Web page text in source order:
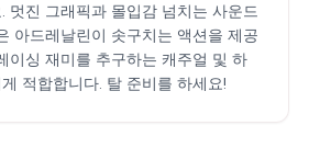
멋진 그래픽과 몰입감 넘치는 사운드
아드레날린이 솟구치는 액션을 제공
이싱 재미를 추구하는 캐주얼 및 하
적합합니다. 탈 준비를 하세요!